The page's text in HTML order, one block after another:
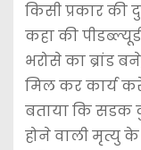
किसी प्रकार की
कहा की
भरोसे का ब्रांड
मिल कर कार्य
बताया कि सडक
होने वाली मृत्यु